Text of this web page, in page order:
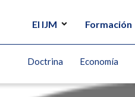
El IJM Formación
Doctrina Economía